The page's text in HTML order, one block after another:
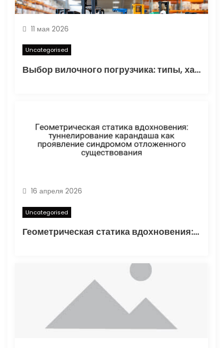
м
11 мая 2026
Uncategorised
Выбор вилочного погрузчика: типы, характеристики и области применения
16 апреля 2026
Uncategorised
Геометрическая статика вдохновения: туннелирование карандаша как проявление синдромом отложенного существования